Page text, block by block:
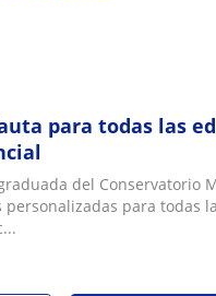
para todas las
del Conservatorio
personalizadas para todas